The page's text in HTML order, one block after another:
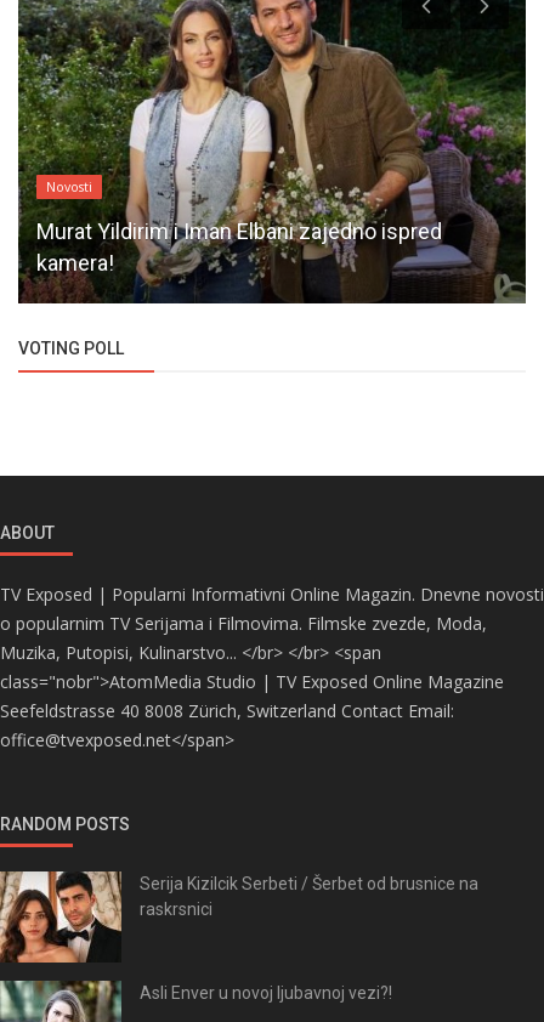
Novosti
Murat Yildirim i Iman Elbani zajedno ispred
kamera!
VOTING POLL
ABOUT
TV Exposed | Popularni Informativni Online Magazin. Dnevne novosti
o popularnim TV Serijama i Filmovima. Filmske zvezde, Moda,
Muzika, Putopisi, Kulinarstvo... </br> </br> <span
class="nobr">AtomMedia Studio | TV Exposed Online Magazine
Seefeldstrasse 40 8008 Zürich, Switzerland Contact Email:
office@tvexposed.net</span>
RANDOM POSTS
Serija Kizilcik Serbeti / Šerbet od brusnice na
raskrsnici
Asli Enver u novoj ljubavnoj vezi?!